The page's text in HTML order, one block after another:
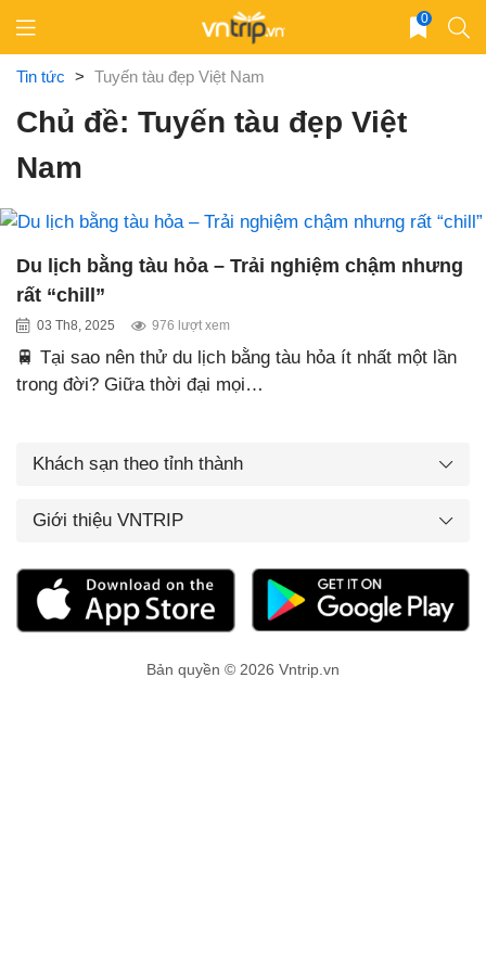
content
0
Tin tức > Tuyến tàu đẹp Việt Nam
Chủ đề: Tuyến tàu đẹp Việt
Nam
Du lịch bằng tàu hỏa – Trải nghiệm chậm nhưng
rất “chill”
03 Th8, 2025 976 lượt xem
🚆 Tại sao nên thử du lịch bằng tàu hỏa ít nhất một lần
trong đời? Giữa thời đại mọi…
Khách sạn theo tỉnh thành
Giới thiệu VNTRIP
Bản quyền © 2026 Vntrip.vn